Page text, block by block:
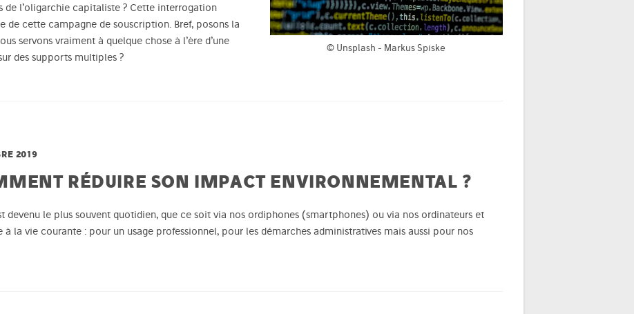
de l’oligarchie capitaliste ? Cette interrogation
de cette campagne de souscription. Bref, posons la
servons vraiment à quelque chose à l’ère d’une
des supports multiples ?
© Unsplash - Markus Spiske
2019
RÉDUIRE SON IMPACT ENVIRONNEMENTAL ?
devenu le plus souvent quotidien, que ce soit via nos ordiphones (smartphones) ou via nos ordinateurs et
à la vie courante : pour un usage professionnel, pour les démarches administratives mais aussi pour nos